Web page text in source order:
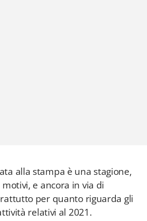
alla stampa è una stagione,
e ancora in via di
per quanto riguarda gli
relativi al 2021.